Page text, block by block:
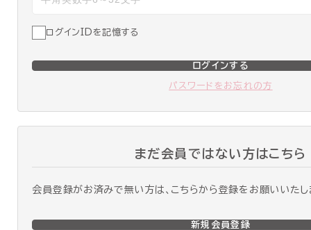
ログインIDを記憶する
ログインする
パスワードをお忘れの方
まだ会員ではない方はこちら
会員登録がお済みで無い方は、こちらから登録をお願いいたし
新規会員登録